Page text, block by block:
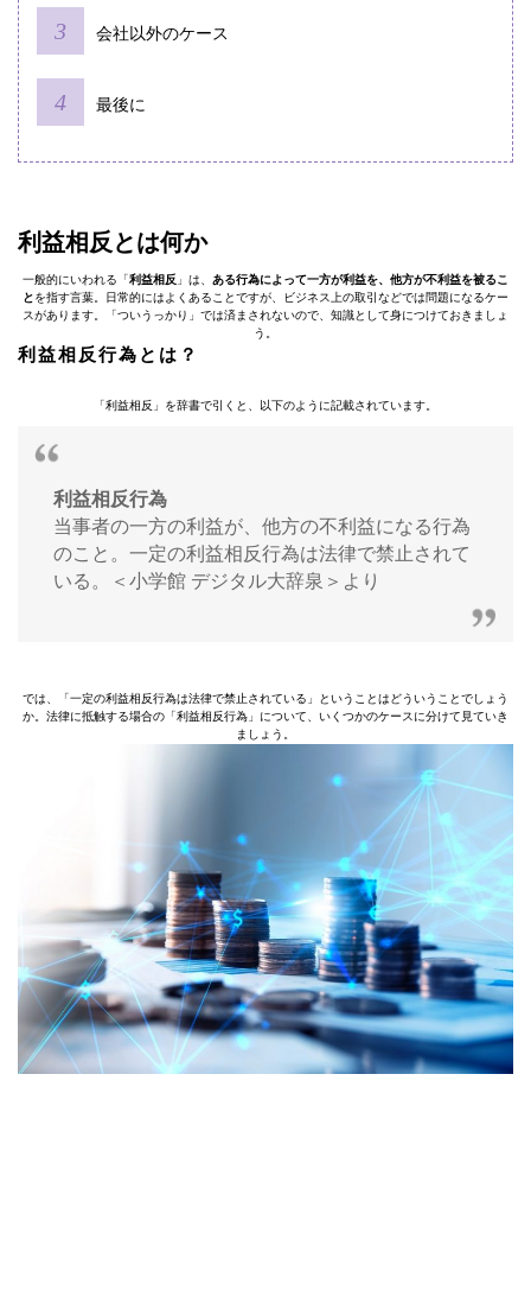
会社以外のケース
最後に
利益相反とは何か
一般的にいわれる「利益相反 」は、 ある行為によって一方が利益を、他方が不利益を被るこ
とを指す言葉。日常的にはよくあることですが、ビジネス上の取引などでは問題になるケー
スがあります。「ついうっかり」では済まされないので、知識として身につけておきましょ
う。
利益相反行為とは？
「利益相反」を辞書で引くと、以下のように記載されています。
利益相反行為
当事者の一方の利益が、他方の不利益になる行為
のこと。一定の利益相反行為は法律で禁止されて
いる。＜小学館 デジタル大辞泉＞より
では、「一定の利益相反行為は法律で禁止されている」ということはどういうことでしょう
か。法律に抵触する場合の「利益相反行為」について、いくつかのケースに分けて見ていき
ましょう。